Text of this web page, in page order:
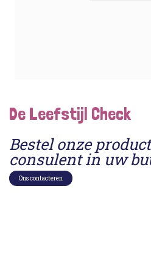
De Leefstijl Check
Bestel onze
consulent in uw
Ons contacteren